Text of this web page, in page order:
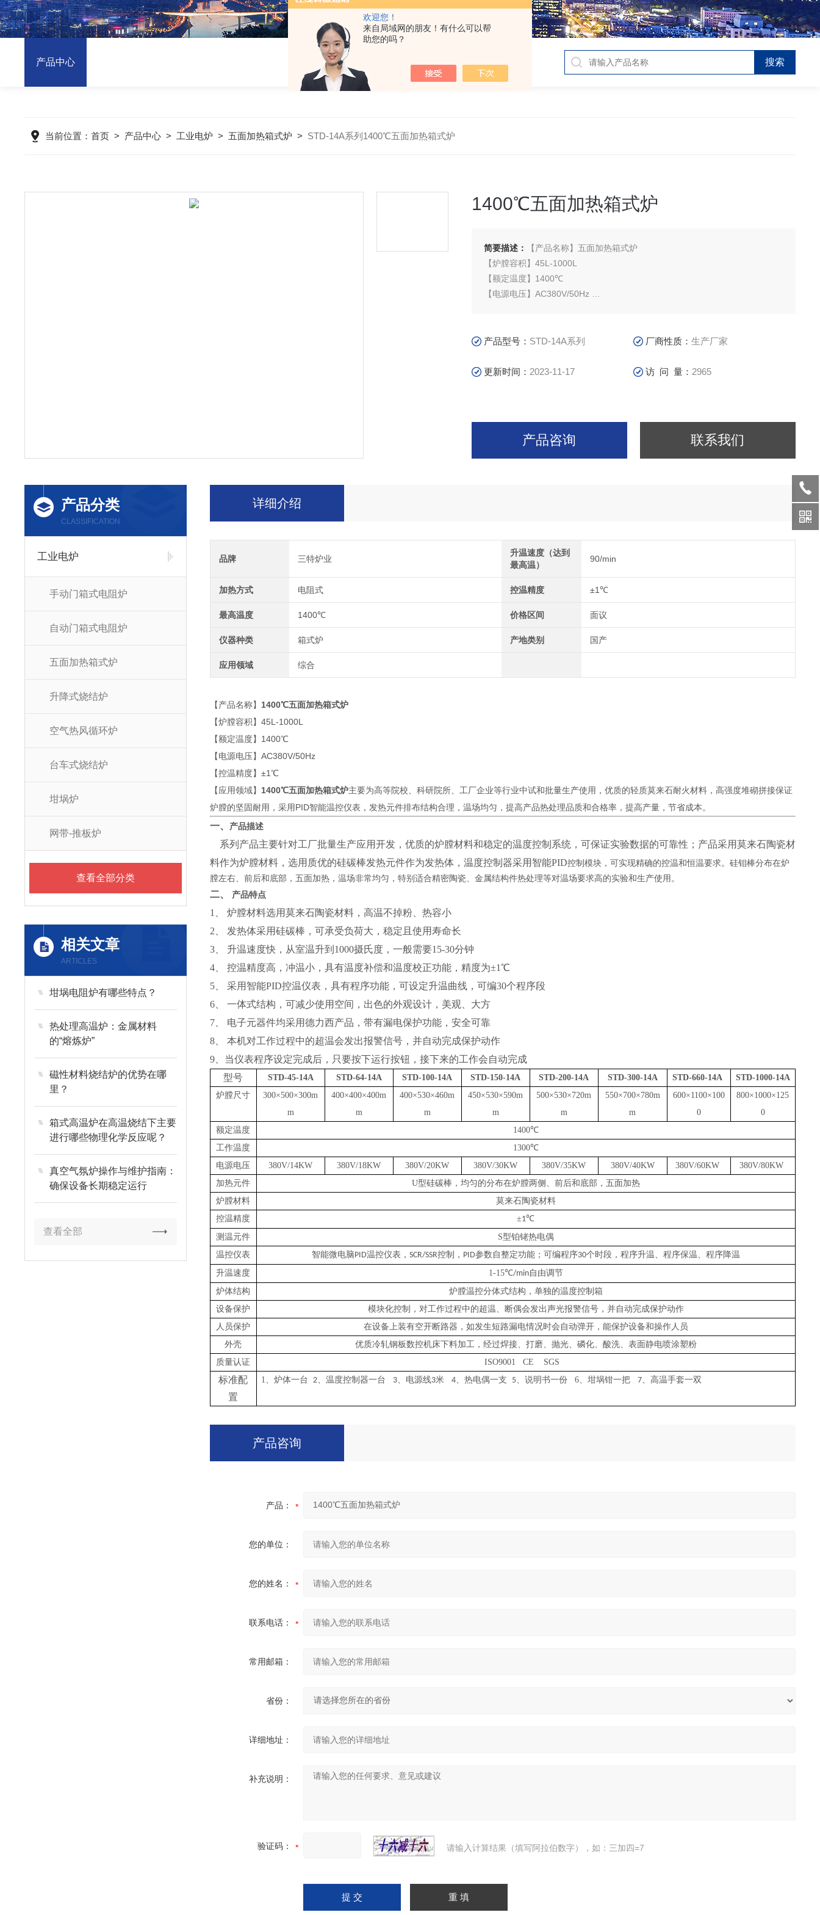
欢迎您！
来自局域网的朋友！有什么可以帮
助您的吗？
产品中心
当前位置：首页 > 产品中心 > 工业电炉 > 五面加热箱式炉 > STD-14A系列1400℃五面加热箱式炉
1400℃五面加热箱式炉
简要描述：
【产品名称】五面加热箱式炉
【炉膛容积】45L-1000L
【额定温度】1400℃
【电源电压】AC380V/50Hz
行业中试和批量生产使用，优质的轻质莫来石耐火材料，高强度堆砌拼接保证炉
产品型号： STD-14A系列 厂商性质：生产厂家
更新时间： 2023-11-17 访 问 量： 2965
产品咨询 联系我们
产品分类
CLASSIFICATION
工业电炉
手动门箱式电阻炉
自动门箱式电阻炉
五面加热箱式炉
升降式烧结炉
空气热风循环炉
台车式烧结炉
坩埚炉
网带-推板炉
查看全部分类
相关文章
ARTICLES
坩埚电阻炉有哪些特点？
热处理高温炉：金属材料
的“熔炼炉”
磁性材料烧结炉的优势在哪
里？
箱式高温炉在高温烧结下主要
进行哪些物理化学反应呢？
真空气氛炉操作与维护指南：
确保设备长期稳定运行
查看全部
详细介绍
品牌 三特炉业
升温速度（达到
最高温）
90/min
加热方式 电阻式 控温精度 ±1℃
最高温度 1400℃ 价格区间 面议
仪器种类 箱式炉 产地类别 国产
应用领域 综合
【产品名称】 1400℃五面加热箱式炉
【炉膛容积】45L-1000L
【额定温度】1400℃
【电源电压】AC380V/50Hz
【控温精度】±1℃
【应用领域】 1400℃五面加热箱式炉主要为高等院校、科研院所、工厂企业等行业中试和批量生产使用，优质的轻质莫来石耐火材料，高强度堆砌拼接保证
炉膛的坚固耐用，采用PID智能温控仪表，发热元件排布结构合理，温场均匀，提高产品热处理品质和合格率，提高产量，节省成本。
一、 产品描述
系列产品主要针对工厂批量生产应用开发，优质的炉膛材料和稳定的温度控制系统，可保证实验数据的可靠性；产品采用莫来石陶瓷材
料作为炉膛材料，选用质优的硅碳棒发热元件作为发热体，温度控制器采用智能PID控制模块，可实现精确的控温和恒温要求。硅钼棒分布在炉
膛左右、前后和底部，五面加热，温场非常均匀，特别适合精密陶瓷、金属结构件热处理等对温场要求高的实验和生产使用。
二、 产品特点
1、 炉膛材料选用莫来石陶瓷材料，高温不掉粉、热容小
2、 发热体采用硅碳棒，可承受负荷大，稳定且使用寿命长
3、 升温速度快，从室温升到1000摄氏度，一般需要15-30分钟
4、 控温精度高，冲温小，具有温度补偿和温度校正功能，精度为±1℃
5、 采用智能PID控温仪表 ， 具有程序功能，可设定升温曲线，可编30个程序段
6、 一体式结构，可减少使用空间，出色的外观设计，美观、大方
7、 电子元器件均采用德力西产品，带有漏电保护功能，安全可靠
8、 本机对工作过程中的超温会发出报警信号，并自动完成保护动作
9、当仪表程序设定完成后，只要按下运行按钮，接下来的工作会自动完成
型号
STD-45-14A STD-64-14A STD-100-14A STD-150-14A STD-200-14A STD-300-14A STD-660-14A
STD-1000-14A
炉膛尺寸
300×500×300m
m
400×400×400m
m
400×530×460m
m
450×530×590m
m
500×530×720m
m
550×700×780m
m
600×1100×100
0
800×1000×125
0
额定温度
1400℃
工作温度
1300℃
电源电压
380V/14KW 380V/18KW 380V/20KW 380V/30KW 380V/35KW 380V/40KW 380V/60KW
380V/80KW
加热元件
U型硅碳棒，均匀的分布在炉膛两侧、前后和底部，五面加热
炉膛材料
莫来石陶瓷材料
控温精度
±1℃
测温元件
S型铂铑热电偶
温控仪表
智能微电脑PID温控仪表， SCR/SSR控制， PID参数自整定功能；可编程序30个时段，程序升温、程序保温、程序降温
升温速度
1-15℃/min自由调节
炉体结构
炉膛温控分体式结构，单独的温度控制箱
设备保护
模块化控制，对工作过程中的超温、断偶会发出声光报警信号，并自动完成保护动作
人员保护
在设备上装有空开断路器，如发生短路漏电情况时会自动弹开，能保护设备和操作人员
外壳
优质冷轧钢板数控机床下料加工，经过焊接、打磨、抛光、磷化、酸洗、表面静电喷涂塑粉
质量认证
ISO9001 CE SGS
标准配
置
1、炉体一台 2、温度控制器一台 3、电源线3米 4、热电偶一支 5、说明书一份 6、坩埚钳一把 7、高温手套一双
产品咨询
产品：
您的单位：
您的姓名：
联系电话：
常用邮箱：
省份：
详细地址：
补充说明：
验证码： 请输入计算结果（填写阿拉伯数字），如：三加四=7